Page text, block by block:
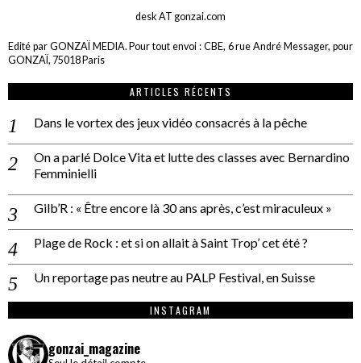
desk AT gonzai.com
Edité par GONZAÏ MEDIA. Pour tout envoi : CBE, 6 rue André Messager, pour
GONZAÏ, 75018 Paris
ARTICLES RÉCENTS
Dans le vortex des jeux vidéo consacrés à la pêche
On a parlé Dolce Vita et lutte des classes avec Bernardino
Femminielli
Gilb’R : « Être encore là 30 ans après, c’est miraculeux »
Plage de Rock : et si on allait à Saint Trop’ cet été ?
Un reportage pas neutre au PALP Festival, en Suisse
INSTAGRAM
gonzai_magazine